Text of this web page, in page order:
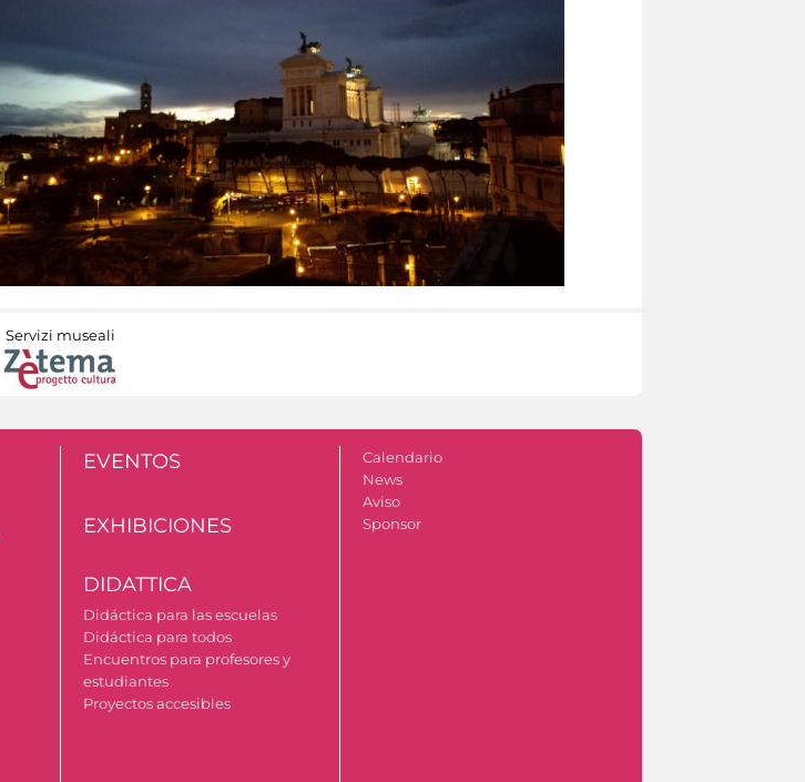
Servizi museali
EVENTOS
EXHIBICIONES
DIDATTICA
Didáctica para las escuelas
Didáctica para todos
Encuentros para profesores y
estudiantes
Proyectos accesibles
Calendario
News
Aviso
Sponsor